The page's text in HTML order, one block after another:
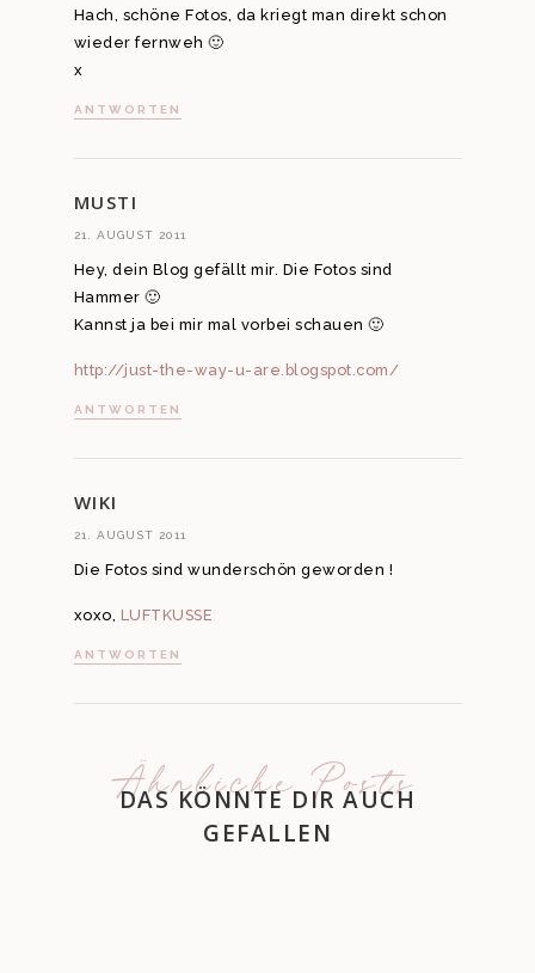
Hach, schöne Fotos, da kriegt man direkt schon
wieder fernweh 🙂
x
ANTWORTEN
MUSTI
21. AUGUST 2011
Hey, dein Blog gefällt mir. Die Fotos sind
Hammer 🙂
Kannst ja bei mir mal vorbei schauen 🙂
http://just-the-way-u-are.blogspot.com/
ANTWORTEN
WIKI
21. AUGUST 2011
Die Fotos sind wunderschön geworden !
xoxo, LUFTKUSSE
ANTWORTEN
Ähnliche Posts
DAS KÖNNTE DIR AUCH
GEFALLEN